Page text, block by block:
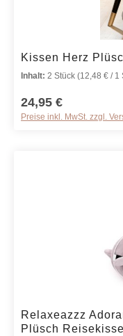
Produkt
Kissen Herz
Inhalt:2 Stück(12,48 € / 1
24,95 €
Preise inkl. MwSt. zzgl.
Produkt
Relaxeazzz
Plüsch